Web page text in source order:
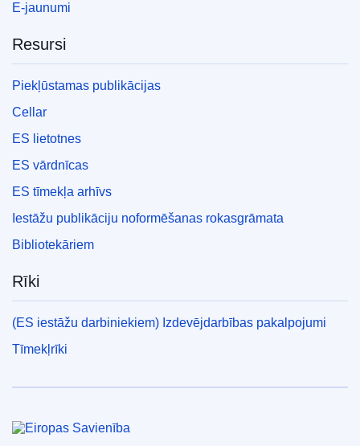
E-jaunumi
Resursi
Piekļūstamas publikācijas
Cellar
ES lietotnes
ES vārdnīcas
ES tīmekļa arhīvs
Iestāžu publikāciju noformēšanas rokasgrāmata
Bibliotekāriem
Rīki
(ES iestāžu darbiniekiem) Izdevējdarbības pakalpojumi
Tīmekļrīki